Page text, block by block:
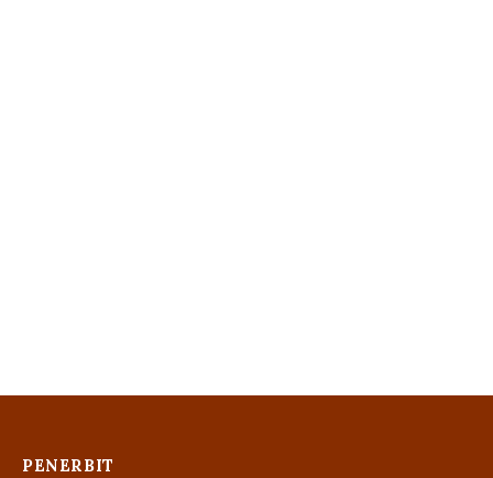
PENERBIT